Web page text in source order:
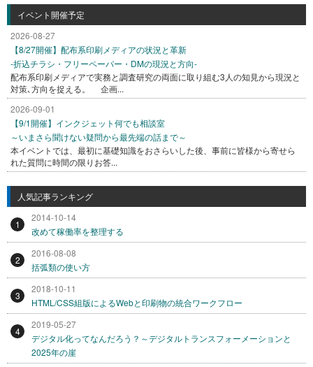
イベント開催予定
2026-08-27
【8/27開催】配布系印刷メディアの状況と革新
-折込チラシ・フリーペーパー・DMの現況と方向-
配布系印刷メディアで実務と調査研究の両面に取り組む3人の知見から現況と
対策､方向を捉える。 企画...
2026-09-01
【9/1開催】インクジェット何でも相談室
～いまさら聞けない疑問から最先端の話まで～
本イベントでは、最初に基礎知識をおさらいした後、事前に皆様から寄せら
れた質問に時間の限りお答...
人気記事ランキング
1
2014-10-14
改めて稼働率を整理する
2
2016-08-08
括弧類の使い方
3
2018-10-11
HTML/CSS組版によるWebと印刷物の統合ワークフロー
4
2019-05-27
デジタル化ってなんだろう？～デジタルトランスフォーメーションと
2025年の崖